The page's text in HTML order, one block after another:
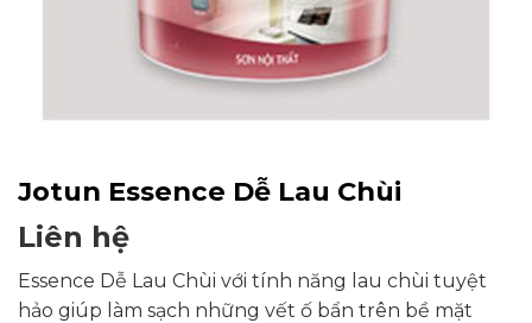
Jotun Essence Dễ Lau Chùi
Liên hệ
Essence Dễ Lau Chùi với tính năng lau chùi tuyệt
hảo giúp làm sạch những vết ố bẩn trên bề mặt